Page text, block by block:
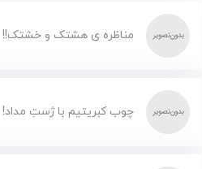
مناظره ی هشتک و خشتک!!
چوب کبریتیم با ژستِ مداد!